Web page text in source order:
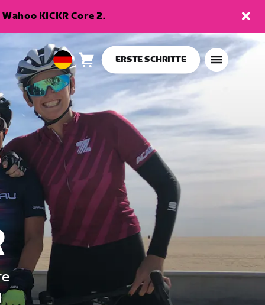
KICKR Core 2.
European
Union
Deutsch
Warenkorb0
Artikel
ERSTE SCHRITTE